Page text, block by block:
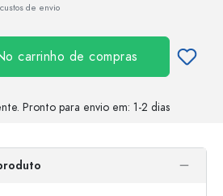
de envio
carrinho de compras
Pronto para envio em: 1-2 dias